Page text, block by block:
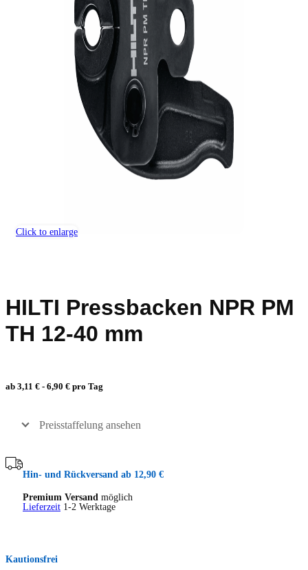
Click to enlarge
HILTI Pressbacken NPR PM
TH 12-40 mm
ab 3,11 € - 6,90 € pro Tag
Preisstaffelung ansehen
Hin- und Rückversand ab 12,90 €
Premium Versand möglich
Lieferzeit 1-2 Werktage
Kautionsfrei